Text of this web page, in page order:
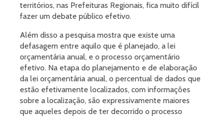
territórios, nas Prefeituras Regionais, fica muito difícil
fazer um debate público efetivo.
Além disso a pesquisa mostra que existe uma
defasagem entre aquilo que é planejado, a lei
orçamentária anual, e o processo orçamentário
efetivo. Na etapa do planejamento e de elaboração
da lei orçamentária anual, o percentual de dados que
estão efetivamente localizados, com informações
sobre a localização, são expressivamente maiores
que aqueles depois de ter decorrido o processo